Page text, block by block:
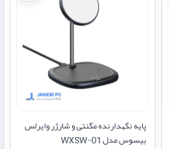
پایه نگهدارنده مگنتی و شارژر وایرلس
بیسوس مدل WXSW-01